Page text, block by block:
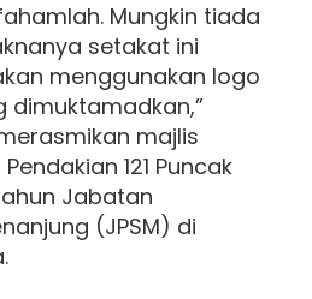
Mungkin tiada
setakat ini
menggunakan logo
dimuktamadkan,”
majlis
121 Puncak
Jabatan
(JPSM) di